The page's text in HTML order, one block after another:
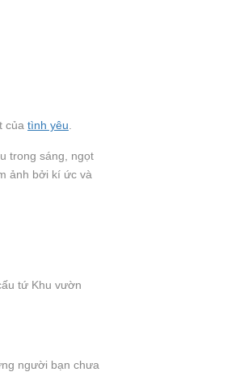
của tình yêu
trong sáng, ngọt
ảnh bởi kí ức và
tứ Khu vườn
người bạn chưa